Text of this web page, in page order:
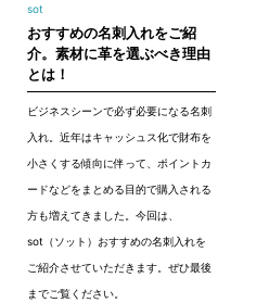
sot
おすすめの名刺入れをご紹
介。素材に革を選ぶべき理由
とは！
ビジネスシーンで必ず必要になる名刺
入れ。近年はキャッシュス化で財布を
小さくする傾向に伴って、ポイントカ
ードなどをまとめる目的で購入される
方も増えてきました。今回は、
sot（ソット）おすすめの名刺入れを
ご紹介させていただきます。ぜひ最後
までご覧ください。